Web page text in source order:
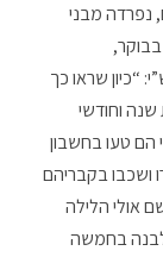
נפרדה מבני
“כיון שראו כך
שנה וחודשי
הם טעו בחשבון
ושכבו בקבריהם
אולי הלילה
בחמשה